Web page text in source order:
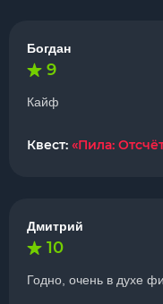
Богдан
9
Кайф
Квест: «Пила:
Дмитрий
10
Годно, очень в духе